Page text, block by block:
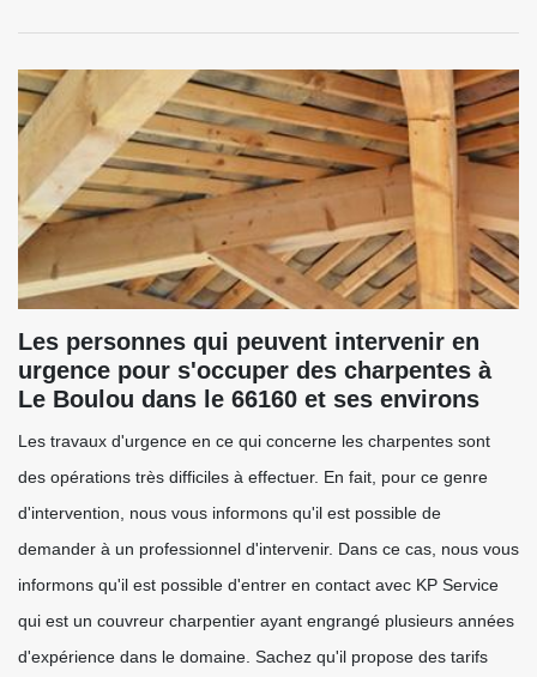
Les personnes qui peuvent intervenir en
urgence pour s'occuper des charpentes à
Le Boulou dans le 66160 et ses environs
Les travaux d'urgence en ce qui concerne les charpentes sont
des opérations très difficiles à effectuer. En fait, pour ce genre
d'intervention, nous vous informons qu'il est possible de
demander à un professionnel d'intervenir. Dans ce cas, nous vous
informons qu'il est possible d'entrer en contact avec KP Service
qui est un couvreur charpentier ayant engrangé plusieurs années
d'expérience dans le domaine. Sachez qu'il propose des tarifs